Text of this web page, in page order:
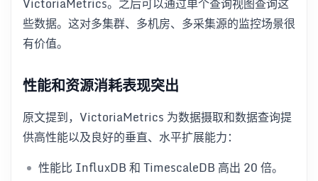
VictoriaMetrics。之后可以通过单个查询视图查询这
些数据。这对多集群、多机房、多采集源的监控场景很
有价值。
性能和资源消耗表现突出
原文提到，VictoriaMetrics 为数据摄取和数据查询提
供高性能以及良好的垂直、水平扩展能力：
性能比 InfluxDB 和 TimescaleDB 高出 20 倍。